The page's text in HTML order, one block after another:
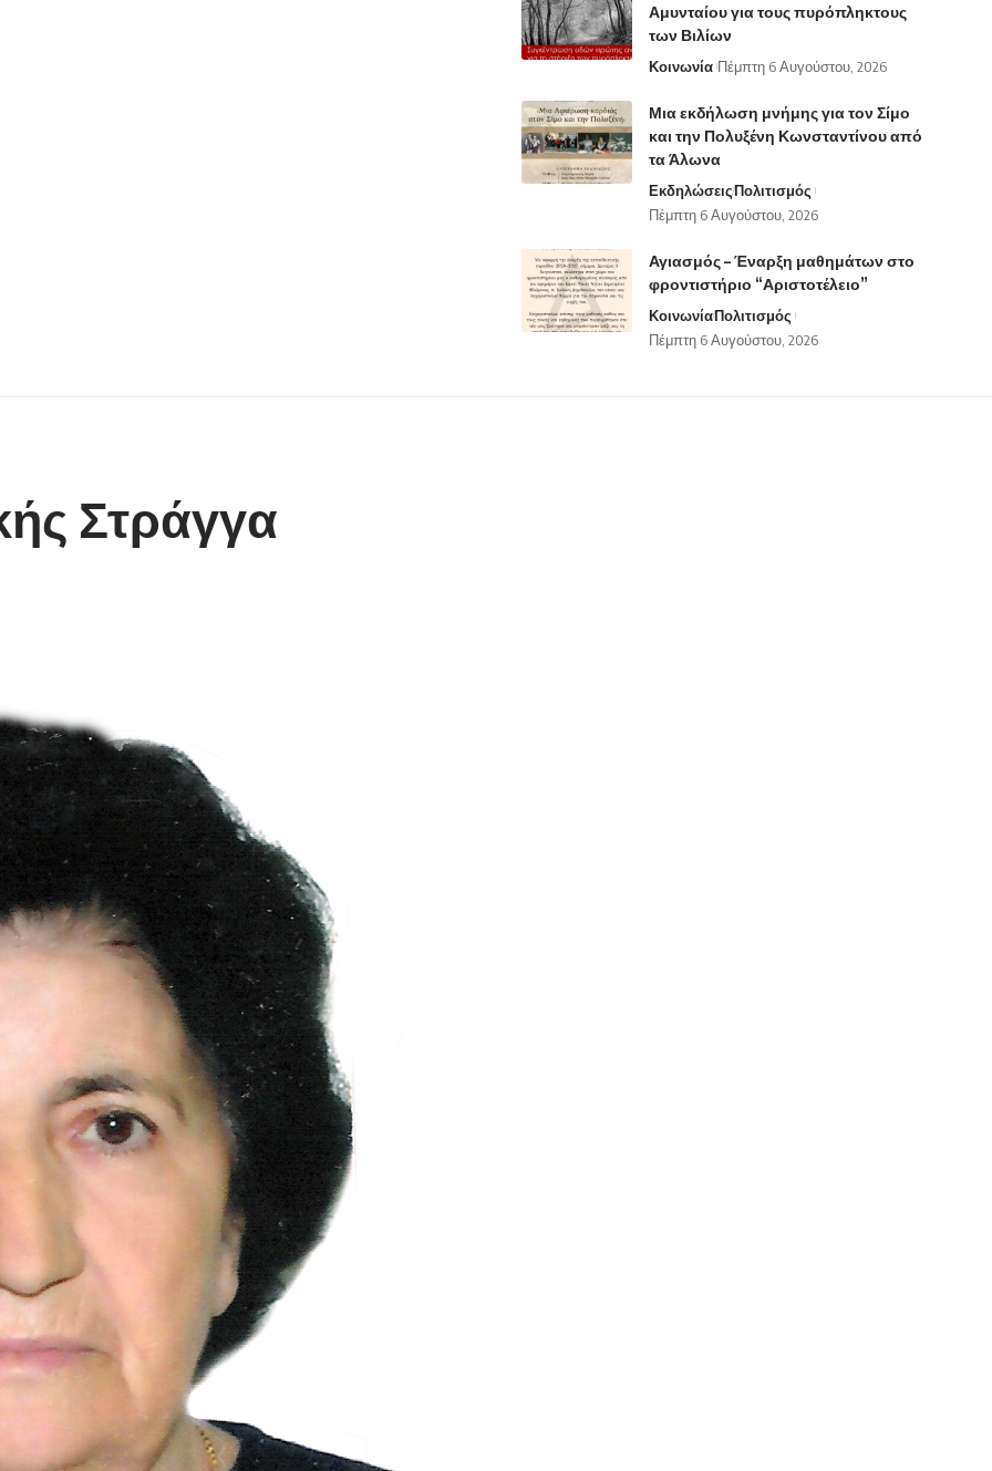
Αμυνταίου για τους πυρόπληκτους
των Βιλίων
Κοινωνία Πέμπτη 6 Αυγούστου, 2026
Μια εκδήλωση μνήμης για τον Σίμο
και την Πολυξένη Κωνσταντίνου από
τα Άλωνα
ΕκδηλώσειςΠολιτισμός
Πέμπτη 6 Αυγούστου, 2026
Αγιασμός – Έναρξη μαθημάτων στο
φροντιστήριο “Αριστοτέλειο”
ΚοινωνίαΠολιτισμός
Πέμπτη 6 Αυγούστου, 2026
Στράγγα